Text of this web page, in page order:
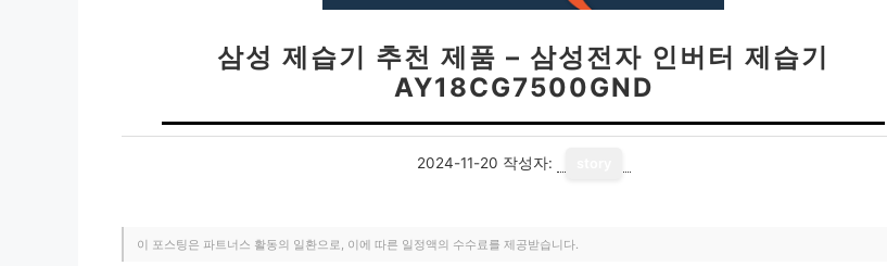
삼성 제습기 추천 제품 – 삼성전자 인버터 제습기
AY18CG7500GND
2024-11-20 작성자:
이 포스팅은 파트너스 활동의 일환으로, 이에 따른 일정액의 수수료를 제공받습니다.